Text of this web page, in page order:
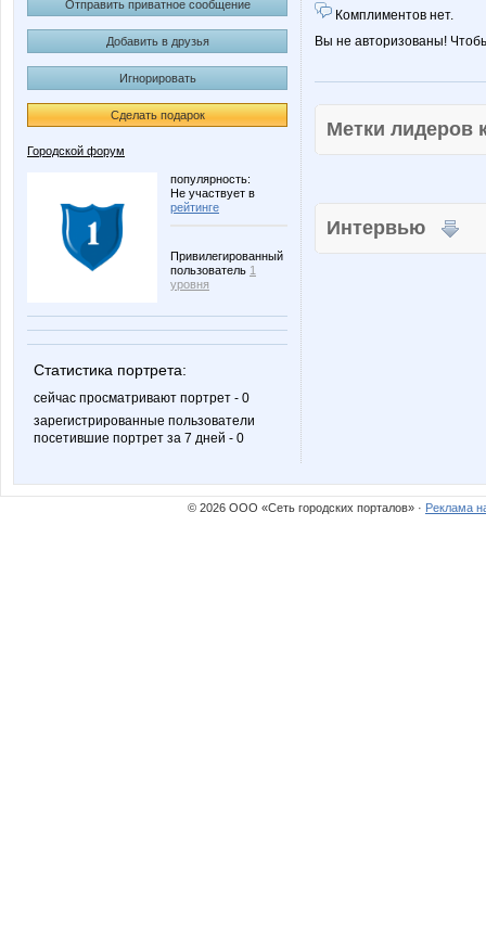
Отправить приватное сообщение
Добавить в друзья
Игнорировать
Сделать подарок
Городской форум
популярность:
Не участвует в
рейтинге
Привилегированный
пользователь 1
уровня
Статистика портрета:
сейчас просматривают портрет - 0
зарегистрированные пользователи
посетившие портрет за 7 дней - 0
Комплиментов нет.
Вы не авторизованы!
Метки
Интервью
© 2026 ООО «Сеть городских порталов» · Реклама